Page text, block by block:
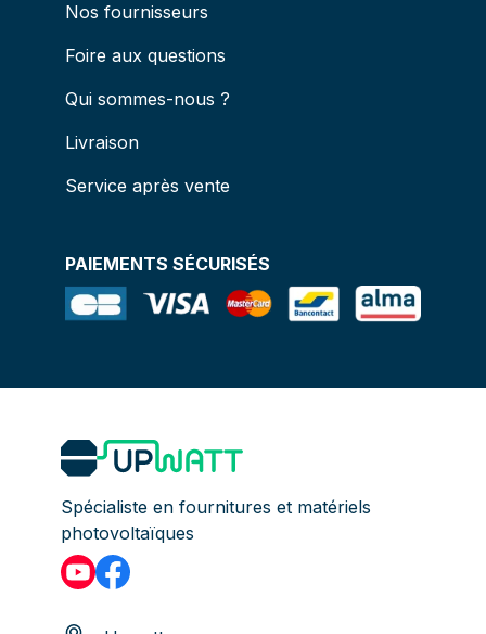
Nos fournisseurs
Foire aux questions
Qui sommes-nous ?
Livraison
Service après vente
PAIEMENTS SÉCURISÉS
Spécialiste en fournitures et matériels
photovoltaïques